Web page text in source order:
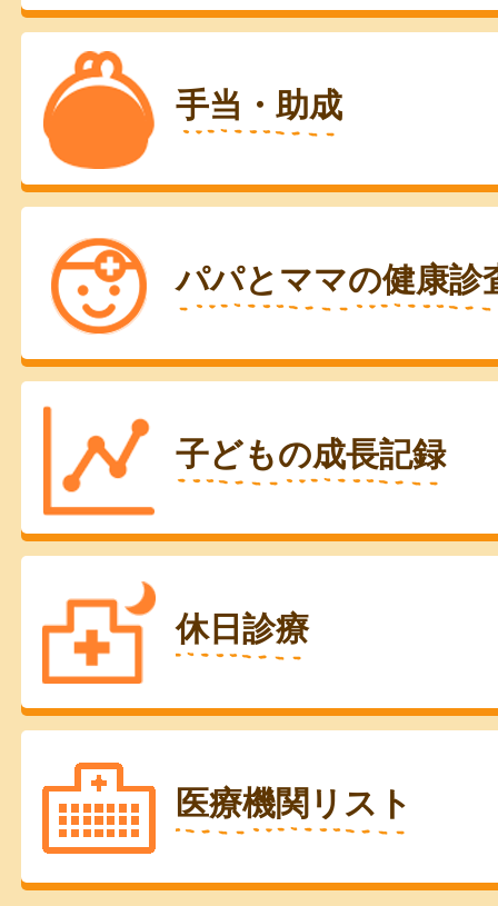
手当・助成
パパとママの健康診
子どもの成長記録
休日診療
医療機関リスト